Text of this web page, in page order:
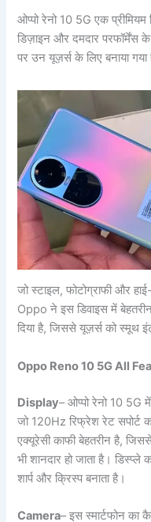
ओप्पो रेनो 10 5G एक
डिज़ाइन और दमदार परफॉर्मेंस के
पर उन यूज़र्स के लिए बनाया गया
जो स्टाइल, फोटोग्राफी और
Oppo ने इस डिवाइस में
दिया है, जिससे यूज़र्स को स्मूथ
Oppo Reno 10 5G All
Display– ओप्पो रेनो 10 5G
जो 120Hz रिफ्रेश रेट
एक्यूरेसी काफी बेहतरीन है,
भी शानदार हो जाता है।
शार्प और क्रिस्प बनाता है।
Camera– इस स्मार्टफोन का